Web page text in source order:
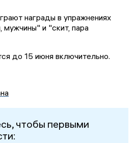
награды в упражнениях
мужчины" и "скит, пара
до 15 июня включительно.
чтобы первыми